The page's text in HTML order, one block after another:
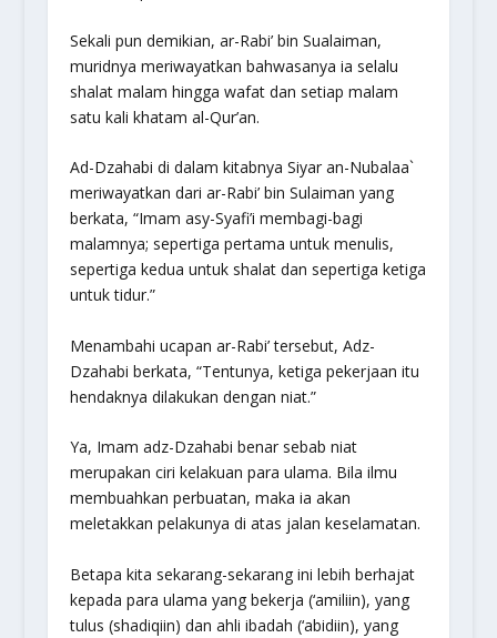
Sekali pun demikian, ar-Rabi’ bin Sualaiman,
muridnya meriwayatkan bahwasanya ia selalu
shalat malam hingga wafat dan setiap malam
satu kali khatam al-Qur’an.
Ad-Dzahabi di dalam kitabnya Siyar an-Nubalaa`
meriwayatkan dari ar-Rabi’ bin Sulaiman yang
berkata, “Imam asy-Syafi’i membagi-bagi
malamnya; sepertiga pertama untuk menulis,
sepertiga kedua untuk shalat dan sepertiga ketiga
untuk tidur.”
Menambahi ucapan ar-Rabi’ tersebut, Adz-
Dzahabi berkata, “Tentunya, ketiga pekerjaan itu
hendaknya dilakukan dengan niat.”
Ya, Imam adz-Dzahabi benar sebab niat
merupakan ciri kelakuan para ulama. Bila ilmu
membuahkan perbuatan, maka ia akan
meletakkan pelakunya di atas jalan keselamatan.
Betapa kita sekarang-sekarang ini lebih berhajat
kepada para ulama yang bekerja (‘amiliin), yang
tulus (shadiqiin) dan ahli ibadah (‘abidiin), yang